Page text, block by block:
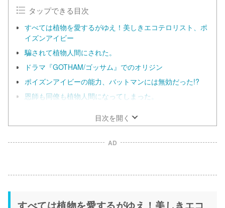
タップできる目次
すべては植物を愛するがゆえ！美しきエコテロリスト、ポ
イズンアイビー
騙されて植物人間にされた。
ドラマ『GOTHAM/ゴッサム』でのオリジン
ポイズンアイビーの能力、バットマンには無効だった!?
恩師も同僚も植物人間になってしまった。
目次を開く
AD
すべては植物を愛するがゆえ！美しきエコ